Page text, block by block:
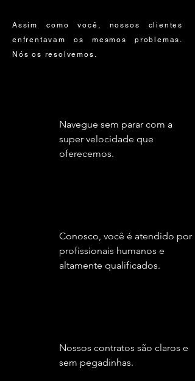
Assim como você, nossos clientes
enfrentavam os mesmos problemas.
Nós os resolvemos.
Navegue sem parar com a
super velocidade que
oferecemos.
Conosco, você é atendido por
profissionais humanos e
altamente qualificados.
Nossos contratos são claros e
sem pegadinhas.